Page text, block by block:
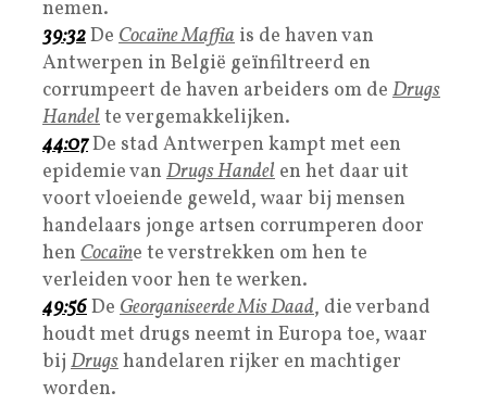
nemen.
39:32De Cocaïne Maffia is de haven van
Antwerpen in België geïnfiltreerd en
corrumpeert de haven arbeiders om de Drugs
Handelte vergemakkelijken.
44:07De stad Antwerpen kampt met een
epidemie van Drugs Handel en het daar uit
voort vloeiende geweld, waar bij mensen
handelaars jonge artsen corrumperen door
hen Cocaïne te verstrekken om hen te
verleiden voor hen te werken.
49:56De Georganiseerde Mis Daad, die verband
houdt met drugs neemt in Europa toe, waar
bij Drugshandelaren rijker en machtiger
worden.